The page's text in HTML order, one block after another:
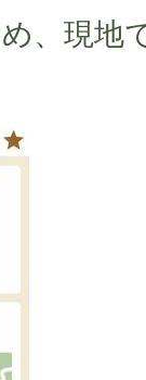
、現地